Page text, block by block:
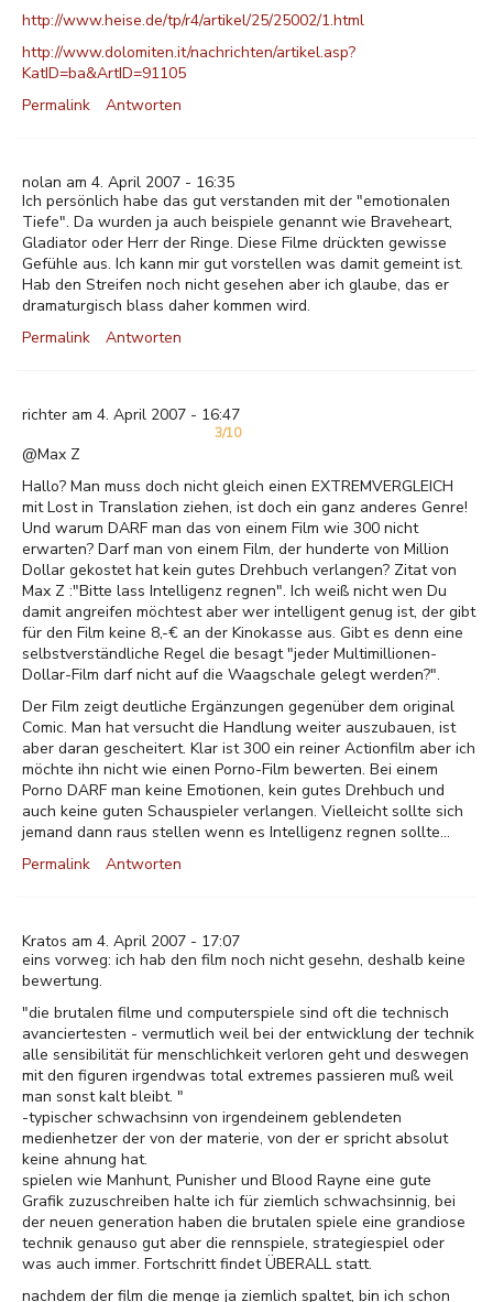
http://www.heise.de/tp/r4/artikel/25/25002/1.html
http://www.dolomiten.it/nachrichten/artikel.asp?
KatID=ba&ArtID=91105
Permalink
Antworten
nolan am 4. April 2007 - 16:35
Ich persönlich habe das gut verstanden mit der "emotionalen
Tiefe". Da wurden ja auch beispiele genannt wie Braveheart,
Gladiator oder Herr der Ringe. Diese Filme drückten gewisse
Gefühle aus. Ich kann mir gut vorstellen was damit gemeint ist.
Hab den Streifen noch nicht gesehen aber ich glaube, das er
dramaturgisch blass daher kommen wird.
Permalink
Antworten
richter am 4. April 2007 - 16:47
3/10
@Max Z
Hallo? Man muss doch nicht gleich einen EXTREMVERGLEICH
mit Lost in Translation ziehen, ist doch ein ganz anderes Genre!
Und warum DARF man das von einem Film wie 300 nicht
erwarten? Darf man von einem Film, der hunderte von Million
Dollar gekostet hat kein gutes Drehbuch verlangen? Zitat von
Max Z :"Bitte lass Intelligenz regnen". Ich weiß nicht wen Du
damit angreifen möchtest aber wer intelligent genug ist, der gibt
für den Film keine 8,-€ an der Kinokasse aus. Gibt es denn eine
selbstverständliche Regel die besagt "jeder Multimillionen-
Dollar-Film darf nicht auf die Waagschale gelegt werden?".
Der Film zeigt deutliche Ergänzungen gegenüber dem original
Comic. Man hat versucht die Handlung weiter auszubauen, ist
aber daran gescheitert. Klar ist 300 ein reiner Actionfilm aber ich
möchte ihn nicht wie einen Porno-Film bewerten. Bei einem
Porno DARF man keine Emotionen, kein gutes Drehbuch und
auch keine guten Schauspieler verlangen. Vielleicht sollte sich
jemand dann raus stellen wenn es Intelligenz regnen sollte...
Permalink
Antworten
Kratos am 4. April 2007 - 17:07
eins vorweg: ich hab den film noch nicht gesehn, deshalb keine
bewertung.
"die brutalen filme und computerspiele sind oft die technisch
avanciertesten - vermutlich weil bei der entwicklung der technik
alle sensibilität für menschlichkeit verloren geht und deswegen
mit den figuren irgendwas total extremes passieren muß weil
man sonst kalt bleibt. "
-typischer schwachsinn von irgendeinem geblendeten
medienhetzer der von der materie, von der er spricht absolut
keine ahnung hat.
spielen wie Manhunt, Punisher und Blood Rayne eine gute
Grafik zuzuschreiben halte ich für ziemlich schwachsinnig, bei
der neuen generation haben die brutalen spiele eine grandiose
technik genauso gut aber die rennspiele, strategiespiel oder
was auch immer. Fortschritt findet ÜBERALL statt.
nachdem der film die menge ja ziemlich spaltet, bin ich schon